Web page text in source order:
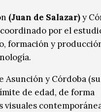
(Juan de Salazar)y
por el
formación y
Asunción y Córdoba (su
de edad, de forma